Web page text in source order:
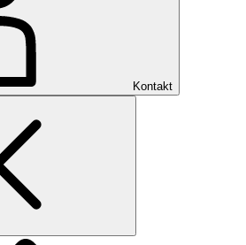
Kontakt